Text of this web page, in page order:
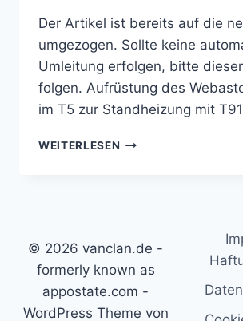
Der Artikel ist bereits auf die
umgezogen. Sollte keine
Umleitung erfolgen, bitte
folgen. Aufrüstung des
im T5 zur Standheizung mit T91
WEITERLESEN AUFRÜSTUNG
ZUR
STANDHEIZUNG
MIT
T91
© 2026 vanclan.de -
formerly known as
appostate.com -
WordPress Theme von